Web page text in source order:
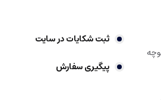
ثبت شکایات در سایت
پیگیری سفارش